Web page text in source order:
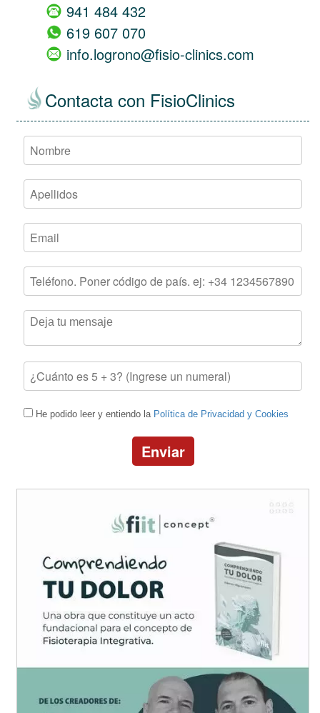
941 484 432
619 607 070
info.logrono@fisio-clinics.com
Contacta con FisioClinics
He podido leer y entiendo la Política de Privacidad y Cookies
Enviar